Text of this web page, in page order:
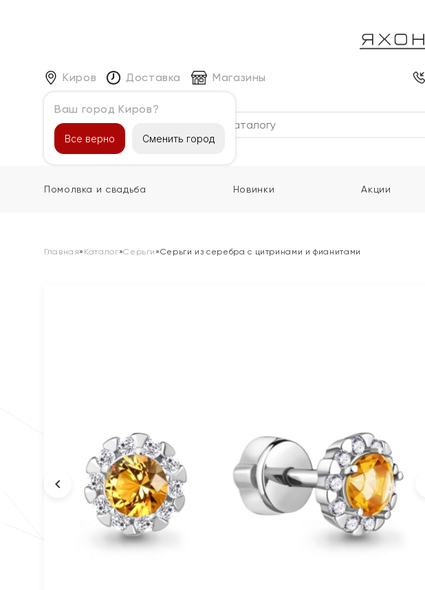
Киров
Ваш город Киров?
Все верно Сменить город
Доставка Магазины
Каталог
Помолвка и свадьба Новинки Акции
Главная» Каталог»Серьги »Серьги из серебра с цитринами и фианитами